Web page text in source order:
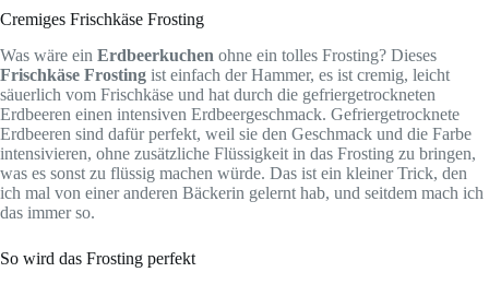
Cremiges Frischkäse Frosting
Was wäre ein Erdbeerkuchen ohne ein tolles Frosting? Dieses
Frischkäse Frosting ist einfach der Hammer, es ist cremig, leicht
säuerlich vom Frischkäse und hat durch die gefriergetrockneten
Erdbeeren einen intensiven Erdbeergeschmack. Gefriergetrocknete
Erdbeeren sind dafür perfekt, weil sie den Geschmack und die Farbe
intensivieren, ohne zusätzliche Flüssigkeit in das Frosting zu bringen,
was es sonst zu flüssig machen würde. Das ist ein kleiner Trick, den
ich mal von einer anderen Bäckerin gelernt hab, und seitdem mach ich
das immer so.
So wird das Frosting perfekt